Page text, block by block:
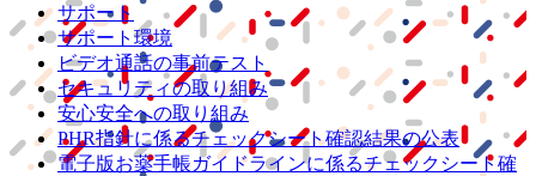
サポート
サポート環境
ビデオ通話の事前テスト
セキュリティの取り組み
安心安全への取り組み
PHR指針に係るチェックシート確認結果の公表
電子版お薬手帳ガイドラインに係るチェックシート確